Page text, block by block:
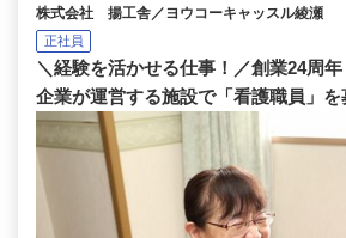
株式会社 揚工舎／ヨウコーキャッスル綾瀬
正社員
＼経験を活かせる仕事！／創業24周
企業が運営する施設で「看護職員」を